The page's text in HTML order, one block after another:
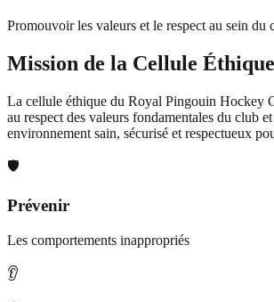
Promouvoir les valeurs et le respect au sein du
Mission de la Cellule Éthique
La cellule éthique du Royal Pingouin Hockey
au respect des valeurs fondamentales du club et
environnement sain, sécurisé et respectueux
🛡️
Prévenir
Les comportements inappropriés
👂